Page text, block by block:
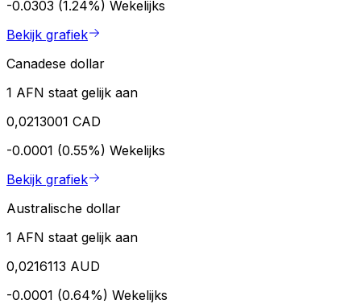
-0.0303 (1.24%) Wekelijks
Bekijk grafiek
Canadese dollar
1 AFN staat gelijk aan
0,0213001 CAD
-0.0001 (0.55%) Wekelijks
Bekijk grafiek
Australische dollar
1 AFN staat gelijk aan
0,0216113 AUD
-0.0001 (0.64%) Wekelijks